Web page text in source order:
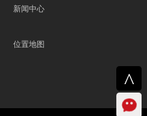
新闻中心
位置地图
^